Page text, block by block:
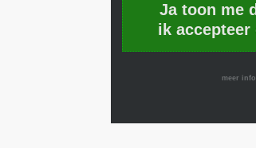
Ja toon me
ik accepteer
meer